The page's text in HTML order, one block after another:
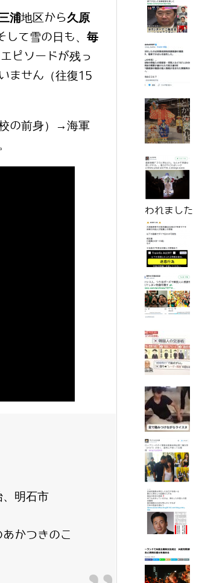
浦地区から久原
て雪の日も、 毎
ピソードが残っ
ません（往復15
の前身）→海軍
明石市
かつきのこ
われました